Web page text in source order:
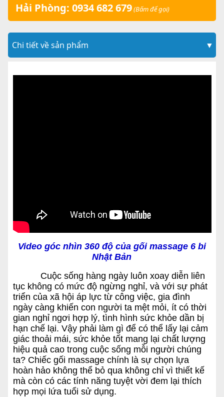
Hải Phòng: 0934 682 679(Bấm để gọi)
Chi tiết về sản phẩm ▼
Video góc nhìn 360 độ của gối massage 6 bi
Nhật Bản
Cuộc sống hàng ngày luôn xoay diễn liên
tục không có mức độ ngừng nghỉ, và với sự phát
triển của xã hội áp lực từ công việc, gia đình
ngày càng khiến con người ta mệt mỏi, ít có thời
gian nghỉ ngơi hợp lý, tình hình sức khỏe dần bị
hạn chế lại. Vậy phải làm gì để có thể lấy lại cảm
giác thoải mái, sức khỏe tốt mang lại chất lượng
hiệu quả cao trong cuộc sống mỗi người chúng
ta? Chiếc gối massage chính là sự chọn lựa
hoàn hảo không thể bỏ qua không chỉ vì thiết kế
mà còn có các tính năng tuyệt vời đem lại thích
hợp mọi lứa tuổi sử dụng.